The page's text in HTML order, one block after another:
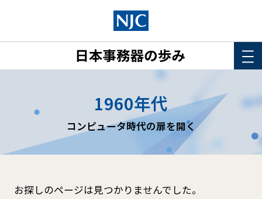
このサイトについて
年表
詳細検索
1960年代
コンピュータ時代の扉を開く
お探しのページは見つかりませんでした。